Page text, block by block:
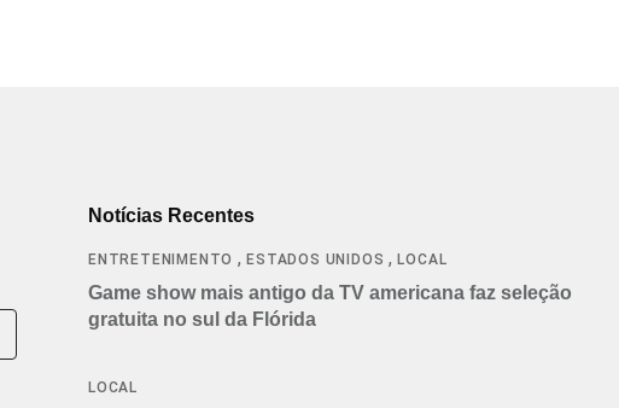
Notícias Recentes
ENTRETENIMENTO ,ESTADOS UNIDOS ,LOCAL
Game show mais antigo da TV americana faz seleção
gratuita no sul da Flórida
LOCAL